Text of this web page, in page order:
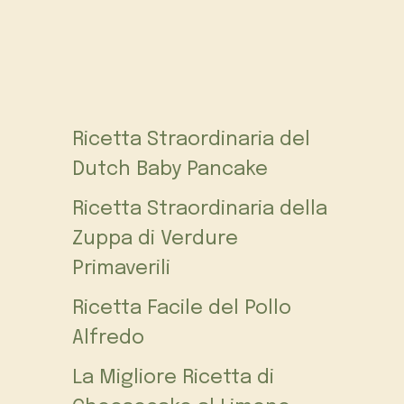
Ricetta Straordinaria del
Dutch Baby Pancake
Ricetta Straordinaria della
Zuppa di Verdure
Primaverili
Ricetta Facile del Pollo
Alfredo
La Migliore Ricetta di